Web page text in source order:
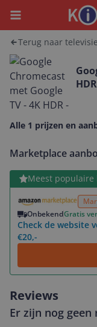
Menu
Terug naar televisie
Alle 1 prijzen en
Marketplace
Meest populaire
OnbekendGratis
Check de website
€20,-
Bekijk product
Reviews
Er zijn nog geen